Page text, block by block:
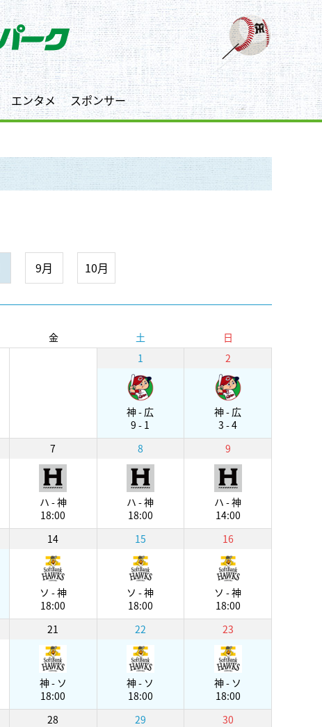
エンタメ スポンサー
9月 10月
金 土
日
1
神 - 広
9 - 1
2
神 - 広
3 - 4
7
ハ - 神
18:00
8
ハ - 神
18:00
9
ハ - 神
14:00
14
ソ - 神
18:00
15
ソ - 神
18:00
16
ソ - 神
18:00
21
神 - ソ
18:00
22
神 - ソ
18:00
23
神 - ソ
18:00
28 29 30